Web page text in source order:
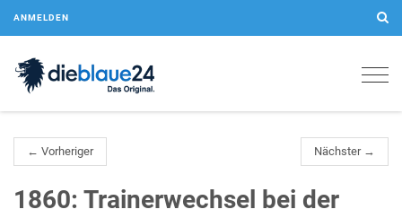
ANMELDEN
← Vorheriger Nächster →
1860: Trainerwechsel bei der